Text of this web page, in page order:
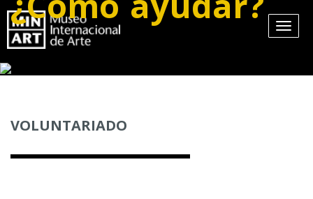
VOLUNTARIADO